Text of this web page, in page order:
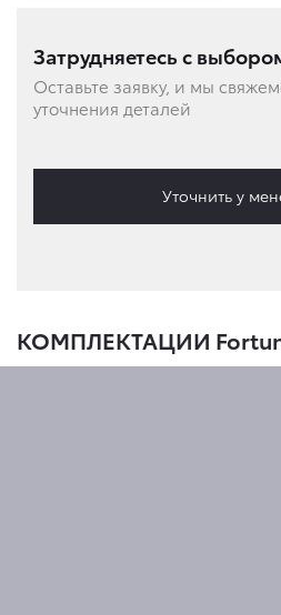
Затрудняетесь с
Оставьте заявку, и мы
уточнения деталей
Уточнить у
КОМПЛЕКТАЦИИ